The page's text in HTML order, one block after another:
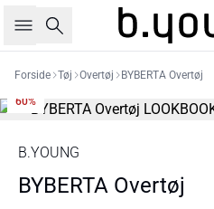
Søg
Forside Tøj Overtøj BYBERTA Overtøj
60%
B.YOUNG
BYBERTA Overtøj